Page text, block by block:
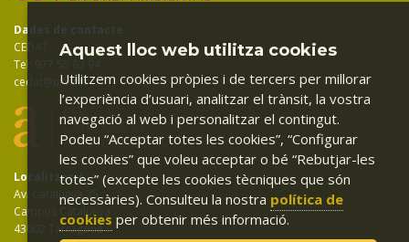
Dades de contacte:
CEDAT
Tel: 977 55 83 94
cedat@urv.cat
Localització:
Av. Catalunya 35
Campus Catalunya
43002 Tarragona
Aquest lloc web utilitza cookies
Utilitzem cookies pròpies i de tercers per millorar
l’experiència d’usuari, analitzar el trànsit, la vostra
navegació al web i personalitzar el contingut.
Podeu “Acceptar totes les cookies”, “Configurar
les cookies” que voleu acceptar o bé “Rebutjar-les
totes” (excepte les cookies tècniques que són
necessàries). Consulteu la nostra política de
cookies per obtenir més informació.